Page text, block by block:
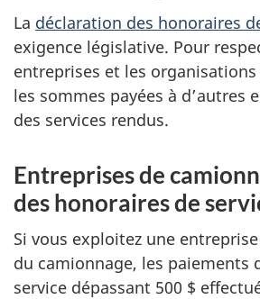
La déclaration des honoraires
exigence législative. Pour
entreprises et les
les sommes payées à d’autres
des services rendus.
Entreprises de
des honoraires de
Si vous exploitez une
du camionnage, les paiements
service dépassant 500 $